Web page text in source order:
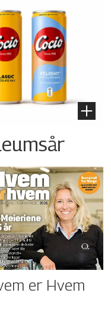
er Hvem